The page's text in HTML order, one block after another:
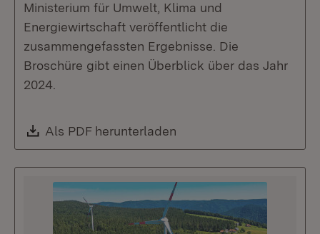
Ministerium für Umwelt, Klima und
Energiewirtschaft veröffentlicht die
zusammengefassten Ergebnisse. Die
Broschüre gibt einen Überblick über das Jahr
2024.
Download:
Als PDF herunterladen